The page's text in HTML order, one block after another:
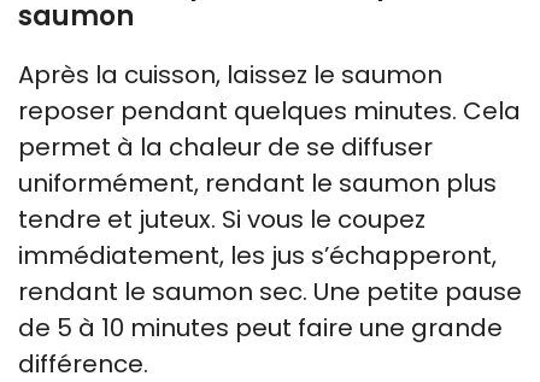
saumon
Après la cuisson, laissez le saumon
reposer pendant quelques minutes. Cela
permet à la chaleur de se diffuser
uniformément, rendant le saumon plus
tendre et juteux. Si vous le coupez
immédiatement, les jus s’échapperont,
rendant le saumon sec. Une petite pause
de 5 à 10 minutes peut faire une grande
différence.